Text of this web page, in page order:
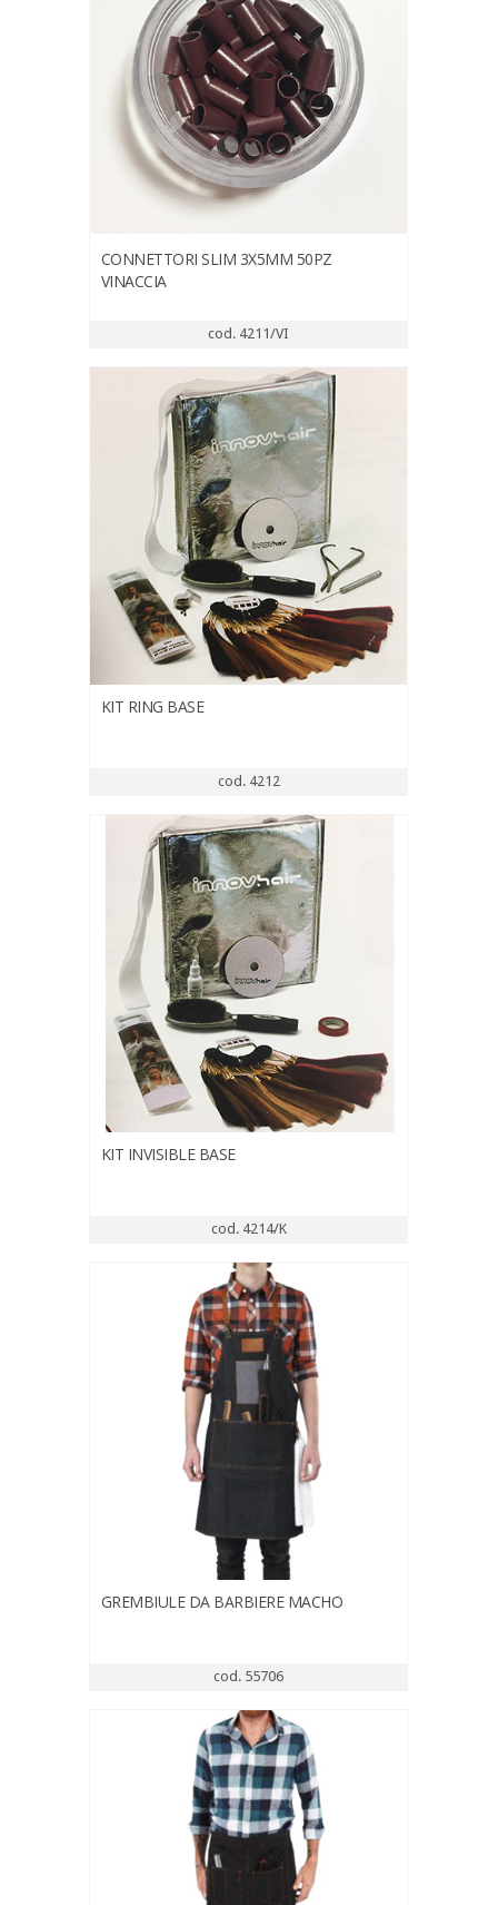
CONNETTORI SLIM 3X5MM 50PZ
VINACCIA
cod. 4211/VI
KIT RING BASE
cod. 4212
KIT INVISIBLE BASE
cod. 4214/K
GREMBIULE DA BARBIERE MACHO
cod. 55706